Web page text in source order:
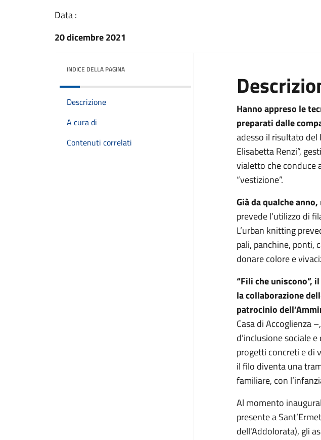
Data :
20 dicembre 2021
INDICE DELLA PAGINA
Descrizione
A cura di
Contenuti correlati
Hanno appreso le
preparati dalle
adesso il risultato del
Elisabetta Renzi”,
vialetto che conduce
“vestizione”.
Già da qualche
prevede l’utilizzo di
L’urban knitting
pali, panchine, ponti,
donare colore e
“Fili che uniscono”,
la collaborazione
patrocinio
Casa di Accoglienza
d’inclusione sociale
progetti concreti e di
il filo diventa una
familiare, con
Al momento
presente a
dell'Addolorata), gli